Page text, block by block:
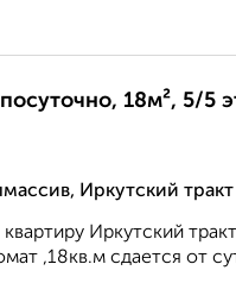
18м², 5/5
Иркутский тракт
Иркутский
,18кв.м сдается от